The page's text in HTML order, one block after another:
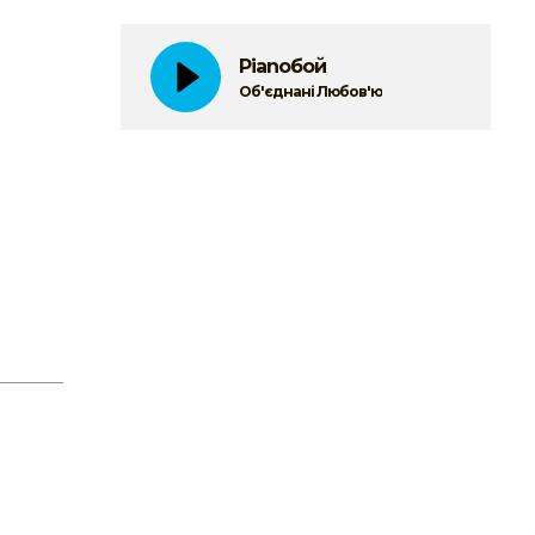
Pianoбой
Об'єднані Любов'ю